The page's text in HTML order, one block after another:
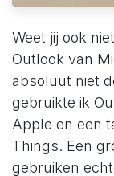
Weet jij ook
Outlook van
absoluut niet
gebruikte ik
Apple en een
Things. Een
gebruiken